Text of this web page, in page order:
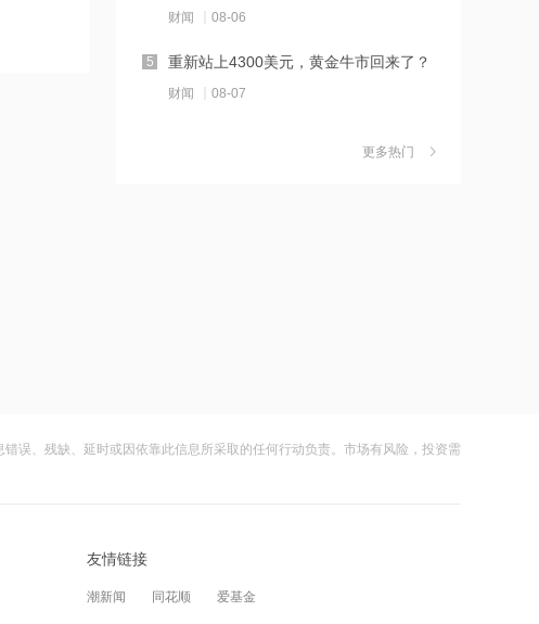
湖北首家宇树科技产业学院成立
13:49
机构：本轮底部已现，后市看涨
12:22
与？
财闻 08-06
重新站上4300美元，黄金牛市回来了？
财闻 08-07
5
四成？公司回应：设备还在安装中，谈
更多热门
误、残缺、延时或因依靠此信息所采取的任何行动负责。市场有风险，投资需
友情链接
潮新闻 同花顺 爱基金